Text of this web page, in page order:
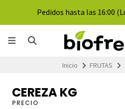
Pedidos hasta las 16:00
Inicio FRUTAS
CEREZA KG
PRECIO